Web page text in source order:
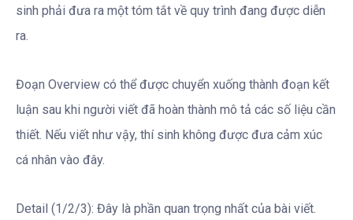
sinh phải đưa ra một tóm tắt về quy trình đang được diễn
ra.
Đoạn Overview có thể được chuyển xuống thành đoạn kết
luận sau khi người viết đã hoàn thành mô tả các số liệu cần
thiết. Nếu viết như vậy, thí sinh không được đưa cảm xúc
cá nhân vào đây.
Detail (1/2/3): Đây là phần quan trọng nhất của bài viết.